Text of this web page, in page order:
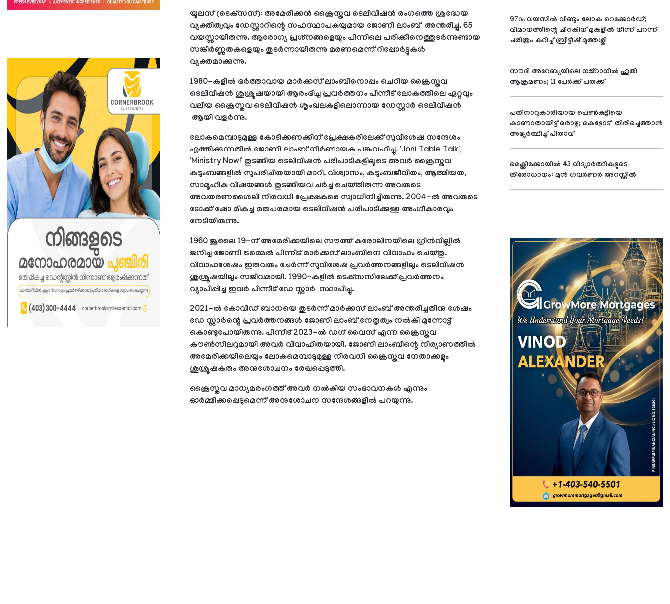
യൂലസ് (ടെക്‌സസ്): അമേരിക്കന്‍ ക്രൈസ്തവ ടെലിവിഷന്‍ രംഗത്തെ ശ്രദ്ധേയ
വ്യക്തിത്വവും ഡേസ്റ്റാറിന്റെ സഹസ്ഥാപകയുമായ ജോണി ലാംബ് അന്തരിച്ചു. 65
വയസ്സായിരുന്നു. ആരോഗ്യ പ്രശ്‌നങ്ങളെയും പിന്നിലെ പരിക്കിനെത്തുടര്‍ന്നുണ്ടായ
സങ്കീര്‍ണ്ണതകളെയും തുടര്‍ന്നായിരുന്നു മരണമെന്ന് റിപ്പോര്‍ട്ടുകള്‍
വ്യക്തമാക്കുന്നു.
1980-കളില്‍ ഭര്‍ത്താവായ മാര്‍ക്കസ് ലാംബിനൊപ്പം ചെറിയ ക്രൈസ്തവ
ടെലിവിഷന്‍ ശുശ്രൂഷയായി ആരംഭിച്ച പ്രവര്‍ത്തനം പിന്നീട് ലോകത്തിലെ ഏറ്റവും
വലിയ ക്രൈസ്തവ ടെലിവിഷന്‍ ശൃംഖലകളിലൊന്നായ ഡേസ്റ്റാര്‍ ടെലിവിഷന്‍
ആയി വളര്‍ന്നു.
ലോകമെമ്പാടുമുള്ള കോടിക്കണക്കിന് പ്രേക്ഷകരിലേക്ക് സുവിശേഷ സന്ദേശം
എത്തിക്കുന്നതില്‍ ജോണി ലാംബ് നിര്‍ണായക പങ്കുവഹിച്ചു. 'Joni Table Talk',
'Ministry Now!' തുടങ്ങിയ ടെലിവിഷന്‍ പരിപാടികളിലൂടെ അവര്‍ ക്രൈസ്തവ
കുടുംബങ്ങളില്‍ സുപരിചിതയായി മാറി. വിശ്വാസം, കുടുംബജീവിതം, ആത്മീയത,
സാമൂഹിക വിഷയങ്ങള്‍ തുടങ്ങിയവ ചര്‍ച്ച ചെയ്തിരുന്ന അവരുടെ
അവതരണശൈലി നിരവധി പ്രേക്ഷകരെ സ്വാധീനിച്ചിരുന്നു. 2004-ല്‍ അവരുടെ
ടോക്ക് ഷോ മികച്ച മതപരമായ ടെലിവിഷന്‍ പരിപാടിക്കുള്ള അംഗീകാരവും
നേടിയിരുന്നു.
1960 ജൂലൈ 19-ന് അമേരിക്കയിലെ സൗത്ത് കരോലിനയിലെ ഗ്രീന്‍വില്ലില്‍
ജനിച്ച ജോണി ട്രമ്മെല്‍ പിന്നീട് മാര്‍ക്കസ് ലാംബിനെ വിവാഹം ചെയ്തു.
വിവാഹശേഷം ഇരുവരും ചേര്‍ന്ന് സുവിശേഷ പ്രവര്‍ത്തനങ്ങളിലും ടെലിവിഷന്‍
ശുശ്രൂഷയിലും സജീവമായി. 1990-കളില്‍ ടെക്‌സസിലേക്ക് പ്രവര്‍ത്തനം
വ്യാപിപ്പിച്ച ഇവര്‍ പിന്നീട് ഡേ സ്റ്റാര്‍ സ്ഥാപിച്ചു.
2021-ല്‍ കോവിഡ് ബാധയെ തുടര്‍ന്ന് മാര്‍ക്കസ് ലാംബ് അന്തരിച്ചതിനു ശേഷം
ഡേ സ്റ്റാര്‍ന്റെ പ്രവര്‍ത്തനങ്ങള്‍ ജോണി ലാംബ് നേതൃത്വം നല്‍കി മുന്നോട്ട്
കൊണ്ടുപോയിരുന്നു. പിന്നീട് 2023-ല്‍ ഡഗ് വൈസ് എന്ന ക്രൈസ്തവ
കൗണ്‍സിലറുമായി അവര്‍ വിവാഹിതയായി. ജോണി ലാംബിന്റെ നിര്യാണത്തില്‍
അമേരിക്കയിലെയും ലോകമെമ്പാടുമുള്ള നിരവധി ക്രൈസ്തവ നേതാക്കളും
ശുശ്രൂഷകരും അനുശോചനം രേഖപ്പെടുത്തി.
ക്രൈസ്തവ മാധ്യമരംഗത്ത് അവര്‍ നല്‍കിയ സംഭാവനകള്‍ എന്നും
ഓര്‍മ്മിക്കപ്പെടുമെന്ന് അനുശോചന സന്ദേശങ്ങളില്‍ പറയുന്നു.
97ാം വയസില്‍ വീണ്ടും ലോക റെക്കോര്‍ഡ്;
വിമാനത്തിന്റെ ചിറകിന് മുകളില്‍ നിന്ന് പറന്ന്
ചരിത്രം കുറിച്ച് ബ്രിട്ടീഷ് മുത്തശ്ശി
സൗദി അറേബ്യയിലെ നജ്റാനില്‍ ഹൂതി
ആക്രമണം; 11 പേര്‍ക്ക് പരുക്ക്
പതിനാറുകാരിയായ പെണ്‍കുട്ടിയെ
കാണാതായിട്ട് ഒരാഴ്ച; മകളോട് തിരിച്ചെത്താന്‍
അഭ്യര്‍ത്ഥിച്ച് പിതാവ്
മെക്സിക്കോയില്‍ 43 വിദ്യാര്‍ത്ഥികളുടെ
തിരോധാനം: മുന്‍ ഗവര്‍ണര്‍ അറസ്റ്റില്‍